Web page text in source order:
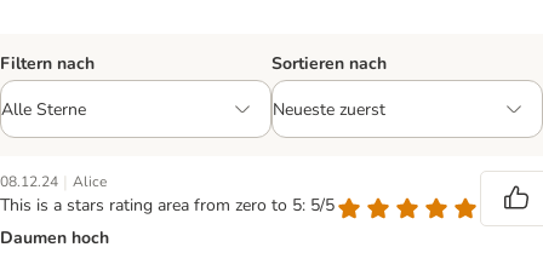
Filtern nach Sortieren nach
08.12.24 | Alice
This is a stars rating area from zero to 5: 5/5
Daumen hoch